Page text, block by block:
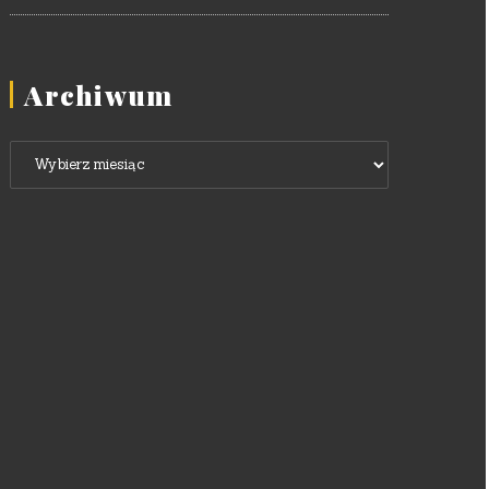
Archiwum
Archiwum